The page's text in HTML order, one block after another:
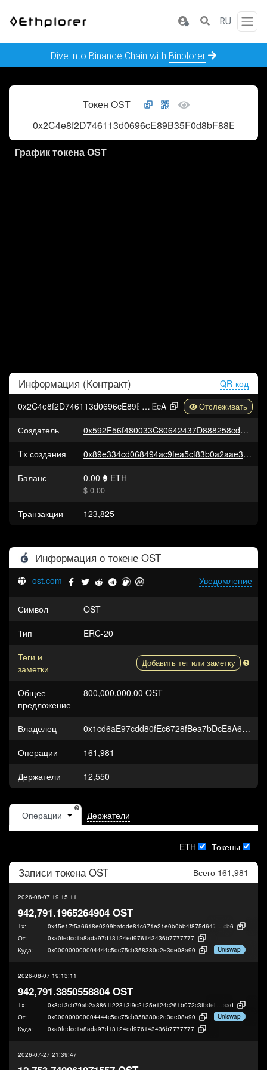
RU
Dive into Binance Chain with Binplorer
Токен OST
0x2C4e8f2D746113d0696cE89B35F0d8bF88E0AEcA
График токена OST
Информация (Контракт)
QR-код
0x2C4e8f2D746113d0696cE89B35F0d8bF88E0A
EcA
Создатель
0x592F56f480033C80642437D888258cd77F57EdCE
Tx создания
0x89e334cd068494ac9fea5cf83b0a2aae3b91e32fa114a26b750dbf5bb2ab9e73
Баланс
0.00 ETH
$ 0.00
Транзакции 123,825
Информация о токене OST
Уведомление
ost.com
Символ
OST
Тип
ERC-20
Теги и
заметки
Добавить тег или заметку
Общее
предложение
800,000,000.00 OST
Владелец
0x1cd6aE97cdd80fEc6728fBea7bDcE8A67C68e12B
Операции
161,981
Держатели
12,550
Держатели
ETH Токены
Записи токена OST Всего 161,981
2026-08-07 19:15:11
942,791.1965264904 OST
Tx: 0x45e17f5a6618e0299bafdde81c671e21e0b0bb4f875d647a97e150dafac88
cb6
От:
0xa0fedcc1a8ada97d13124ed976143436b7777777
Куда:
0x000000000004444c5dc75cb358380d2e3de08a90 Uniswap
2026-08-07 19:13:11
942,791.3850558804 OST
Tx: 0x8c13cb79ab2a8861f22313f9c2125e124c261b072c3fbdeb38239dcded7e7
aad
От:
0x000000000004444c5dc75cb358380d2e3de08a90
Uniswap
Куда:
0xa0fedcc1a8ada97d13124ed976143436b7777777
2026-07-27 21:39:47